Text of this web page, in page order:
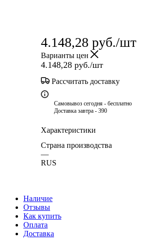
4.148,28 руб./шт
Варианты цен
4.148,28 руб./шт
Рассчитать доставку
Самовывоз сегодня - бесплатно
Доставка завтра - 390
Характеристики
Страна производства
—
RUS
Наличие
Отзывы
Как купить
Оплата
Доставка